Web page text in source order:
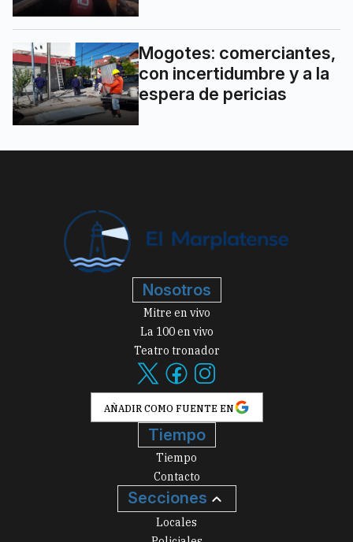
Mogotes: comerciantes,
con incertidumbre y a la
espera de pericias
Nosotros
Mitre en vivo
La 100 en vivo
Teatro tronador
AÑADIR COMO FUENTE EN
Tiempo
Tiempo
Contacto
Secciones
Locales